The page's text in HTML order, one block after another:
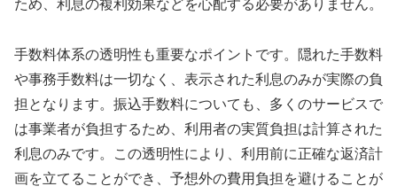
ため、利息の複利効果などを心配する必要がありません。
手数料体系の透明性も重要なポイントです。隠れた手数料
や事務手数料は一切なく、表示された利息のみが実際の負
担となります。振込手数料についても、多くのサービスで
は事業者が負担するため、利用者の実質負担は計算された
利息のみです。この透明性により、利用前に正確な返済計
画を立てることができ、予想外の費用負担を避けることが